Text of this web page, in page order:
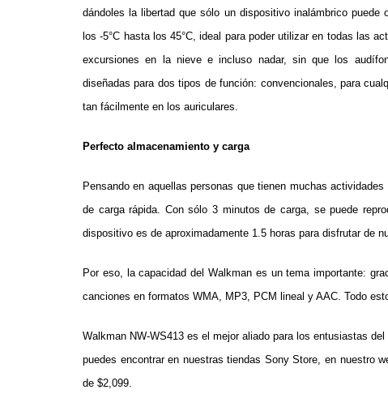
dándoles la libertad que sólo un dispositivo inalámbrico
los -5°C hasta los 45°C, ideal para poder utilizar en todas las
excursiones en la nieve e incluso nadar, sin que los
diseñadas para dos tipos de función: convencionales, para
tan fácilmente en los auriculares.
Perfecto almacenamiento y carga
Pensando en aquellas personas que tienen muchas
de carga rápida. Con sólo 3 minutos de carga, se puede
dispositivo es de aproximadamente 1.5 horas para disfrutar de
Por eso, la capacidad del Walkman es un tema importante:
canciones en formatos WMA, MP3, PCM lineal y AAC. Todo
Walkman NW-WS413 es el mejor aliado para los entusiastas
puedes encontrar en nuestras tiendas Sony Store, en nuestro
de $2,099.